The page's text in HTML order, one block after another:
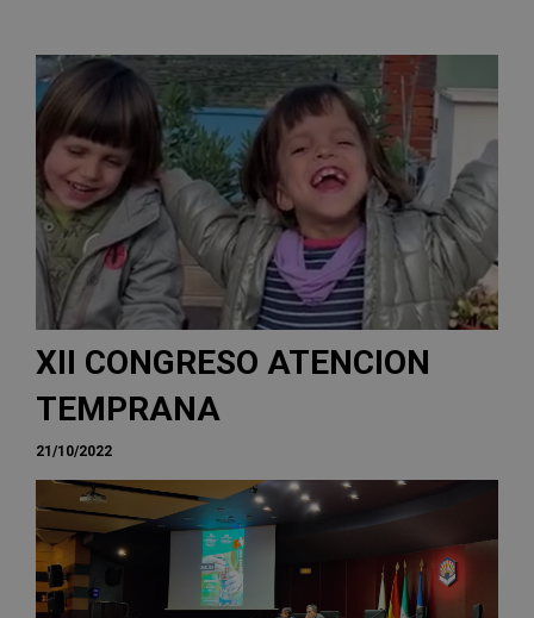
XII CONGRESO ATENCION
TEMPRANA
21/10/2022